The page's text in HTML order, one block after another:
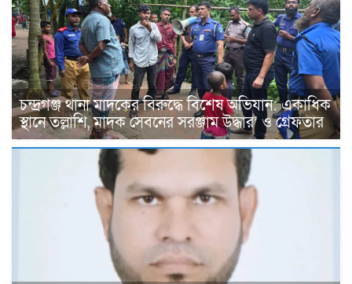
চন্দ্রগঞ্জ থানা মাদকের বিরুদ্ধে বিশেষ অভিযান: একাধিক
স্থানে তল্লাশি, মাদক সেবনের সরঞ্জাম উদ্ধার’ ও গ্রেফতার